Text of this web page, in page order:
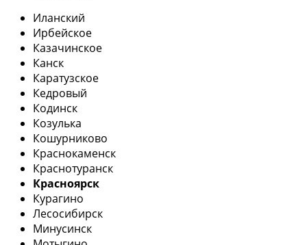
Иланский
Ирбейское
Казачинское
Канск
Каратузское
Кедровый
Кодинск
Козулька
Кошурниково
Краснокаменск
Краснотуранск
Красноярск
Курагино
Лесосибирск
Минусинск